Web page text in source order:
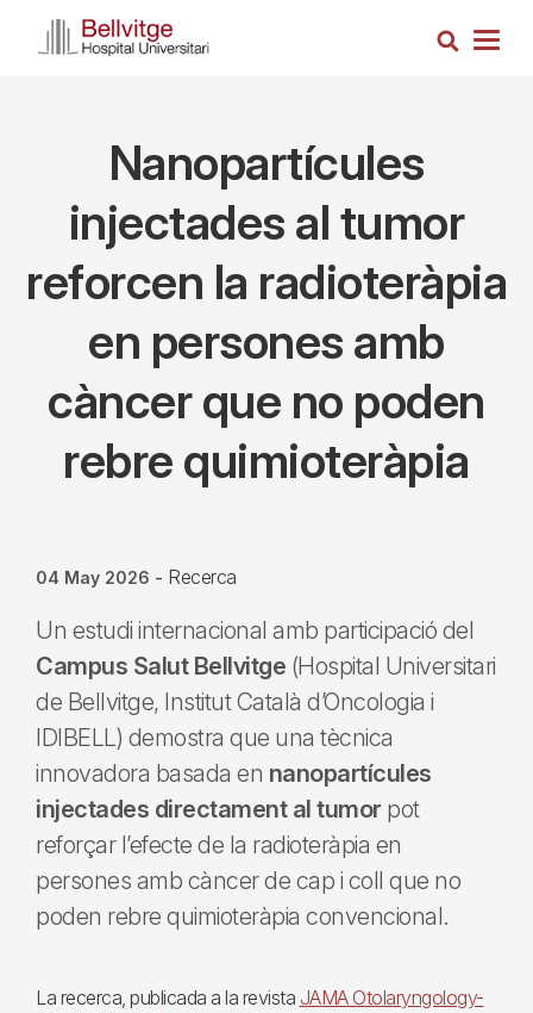
Search
Nanopartícules
injectades al tumor
reforcen la radioteràpia
en persones amb
càncer que no poden
rebre quimioteràpia
04 May 2026 - Recerca
Un estudi internacional amb participació del
Campus Salut Bellvitge (Hospital Universitari
de Bellvitge, Institut Català d’Oncologia i
IDIBELL) demostra que una tècnica
innovadora basada en nanopartícules
injectades directament al tumorpot
reforçar l’efecte de la radioteràpia en
persones amb càncer de cap i coll que no
poden rebre quimioteràpia convencional.
La recerca, publicada a la revista JAMA Otolaryngology-